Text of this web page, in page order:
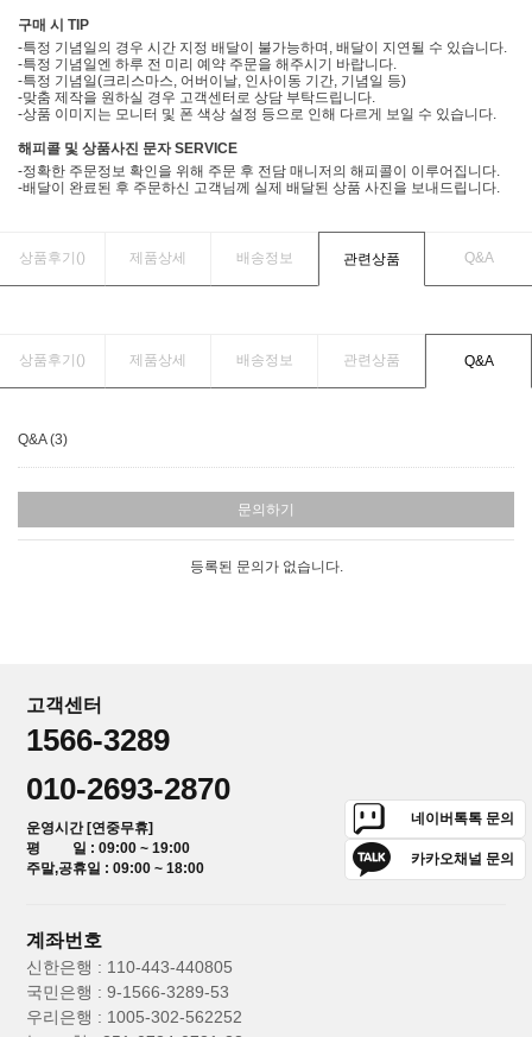
구매 시 TIP
-특정 기념일의 경우 시간 지정 배달이 불가능하며, 배달이 지연될 수 있습니다.
-특정 기념일엔 하루 전 미리 예약 주문을 해주시기 바랍니다.
-특정 기념일(크리스마스, 어버이날, 인사이동 기간, 기념일 등)
-맞춤 제작을 원하실 경우 고객센터로 상담 부탁드립니다.
-상품 이미지는 모니터 및 폰 색상 설정 등으로 인해 다르게 보일 수 있습니다.
해피콜 및 상품사진 문자 SERVICE
-정확한 주문정보 확인을 위해 주문 후 전담 매니저의 해피콜이 이루어집니다.
-배달이 완료된 후 주문하신 고객님께 실제 배달된 상품 사진을 보내드립니다.
상품후기() 제품상세 배송정보 관련상품 Q&A
상품후기() 제품상세 배송정보 관련상품 Q&A
Q&A (3)
문의하기
등록된 문의가 없습니다.
고객센터
1566-3289
010-2693-2870
운영시간 [연중무휴]
평 일 : 09:00 ~ 19:00
주말,공휴일 : 09:00 ~ 18:00
네이버톡톡 문의
카카오채널 문의
계좌번호
신한은행 : 110-443-440805
국민은행 : 9-1566-3289-53
우리은행 : 1005-302-562252